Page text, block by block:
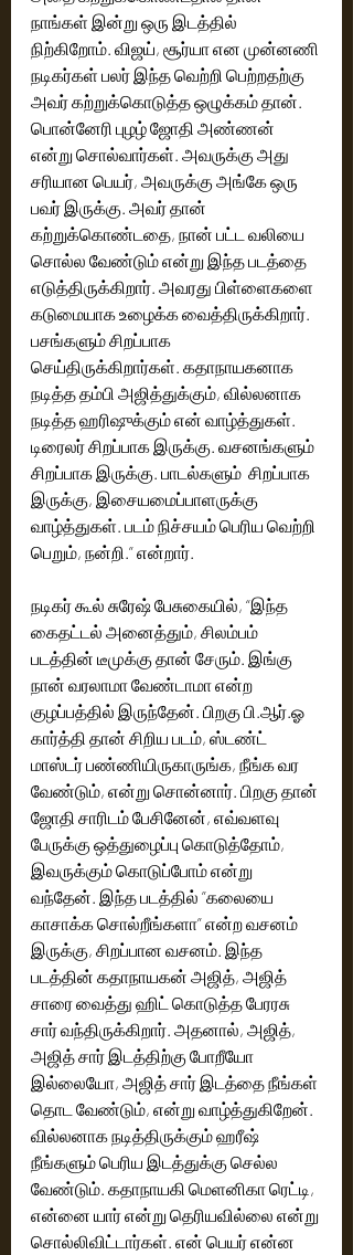
நாங்கள் இன்று ஒரு இடத்தில்
நிற்கிறோம். விஜய், சூர்யா என முன்னணி
நடிகர்கள் பலர் இந்த வெற்றி பெற்றதற்கு
அவர் கற்றுக்கொடுத்த ஒழுக்கம் தான்.
பொன்னேரி புழழ் ஜோதி அண்ணன்
என்று சொல்வார்கள். அவருக்கு அது
சரியான பெயர், அவருக்கு அங்கே ஒரு
பவர் இருக்கு. அவர் தான்
கற்றுக்கொண்டதை, நான் பட்ட வலியை
சொல்ல வேண்டும் என்று இந்த படத்தை
எடுத்திருக்கிறார். அவரது பிள்ளைகளை
கடுமையாக உழைக்க வைத்திருக்கிறார்.
பசங்களும் சிறப்பாக
செய்திருக்கிறார்கள். கதாநாயகனாக
நடித்த தம்பி அஜித்துக்கும், வில்லனாக
நடித்த ஹரிஷுக்கும் என் வாழ்த்துகள்.
டிரைலர் சிறப்பாக இருக்கு. வசனங்களும்
சிறப்பாக இருக்கு. பாடல்களும்  சிறப்பாக
இருக்கு, இசையமைப்பாளருக்கு
வாழ்த்துகள். படம் நிச்சயம் பெரிய வெற்றி
பெறும், நன்றி.” என்றார்.
நடிகர் கூல் சுரேஷ் பேசுகையில், “இந்த
கைதட்டல் அனைத்தும், சிலம்பம்
படத்தின் டீமுக்கு தான் சேரும். இங்கு
நான் வரலாமா வேண்டாமா என்ற
குழப்பத்தில் இருந்தேன். பிறகு பி.ஆர்.ஓ
கார்த்தி தான் சிறிய படம், ஸ்டண்ட்
மாஸ்டர் பண்ணியிருகாருங்க, நீங்க வர
வேண்டும், என்று சொன்னார். பிறகு தான்
ஜோதி சாரிடம் பேசினேன், எவ்வளவு
பேருக்கு ஒத்துழைப்பு கொடுத்தோம்,
இவருக்கும் கொடுப்போம் என்று
வந்தேன். இந்த படத்தில் ”கலையை
காசாக்க சொல்றீங்களா” என்ற வசனம்
இருக்கு, சிறப்பான வசனம். இந்த
படத்தின் கதாநாயகன் அஜித், அஜித்
சாரை வைத்து ஹிட் கொடுத்த பேரரசு
சார் வந்திருக்கிறார். அதனால், அஜித்,
அஜித் சார் இடத்திற்கு போறீயோ
இல்லையோ, அஜித் சார் இடத்தை நீங்கள்
தொட வேண்டும், என்று வாழ்த்துகிறேன்.
வில்லனாக நடித்திருக்கும் ஹரீஷ்
நீங்களும் பெரிய இடத்துக்கு செல்ல
வேண்டும். கதாநாயகி மெளனிகா ரெட்டி,
என்னை யார் என்று தெரியவில்லை என்று
சொல்லிவிட்டார்கள். என் பெயர் என்ன